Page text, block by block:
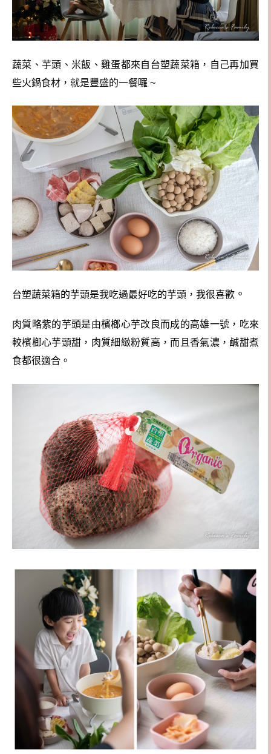
蔬菜、芋頭、米飯、雞蛋都來自台塑蔬菜箱，自己再加買
些火鍋食材，就是豐盛的一餐囉 ~
台塑蔬菜箱的芋頭是我吃過最好吃的芋頭，我很喜歡 。
肉質略紫的芋頭是由檳榔心芋改良而成的高雄一號，吃來
較檳榔心芋頭甜，肉質細緻粉質高，而且香氣濃，鹹甜煮
食都很適合。